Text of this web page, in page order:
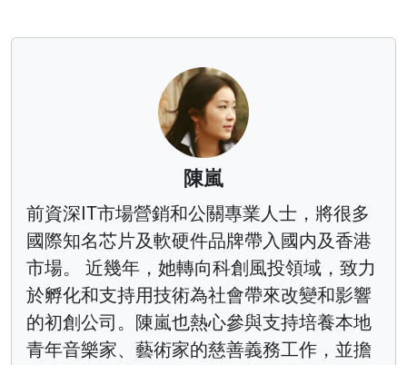
陳嵐
前資深IT市場營銷和公關專業人士，將很多
國際知名芯片及軟硬件品牌帶入國内及香港
市場。 近幾年，她轉向科創風投領域，致力
於孵化和支持用技術為社會帶來改變和影響
的初創公司。陳嵐也熱心參與支持培養本地
青年音樂家、藝術家的慈善義務工作，並擔